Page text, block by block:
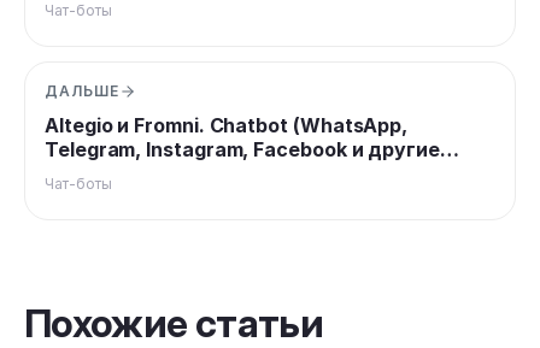
Чат-боты
ДАЛЬШЕ
Altegio и Fromni. Chatbot (WhatsApp,
Telegram, Instagram, Facebook и другие
каналы)
Чат-боты
Похожие статьи